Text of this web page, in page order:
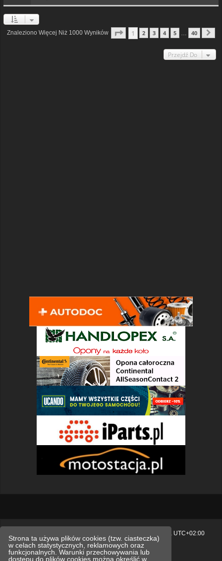
Strona ta używa plików cookies (tzw. ciasteczka)
w celach statystycznych, reklamowych oraz
funkcjonalnych. Warunki przechowywania lub
dostępu do plików cookies można określić w
Znaleziono Więcej Niż 1000 Wyników Strona1 40
1 2 3 4 5 40
Przejdź Do
UTC+02:00
Polityka prywatności.